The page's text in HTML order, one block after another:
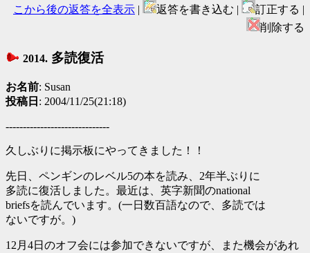
こから後の返答を全表示 | 返答を書き込む |
訂正する |
削除する
2014. 多読復活
お名前: Susan
投稿日 : 2004/11/25(21:18)
------------------------------
久しぶりに掲示板にやってきました！！
先日、ペンギンのレベル5の本を読み、2年半ぶりに
多読に復活しました。最近は、英字新聞のnational
briefsを読んでいます。(一日数百語なので、多読では
ないですが。)
12月4日のオフ会には参加できないですが、また機会があれ